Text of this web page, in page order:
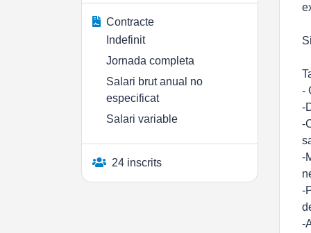
Contracte
Indefinit
Jornada completa
Salari brut anual no
especificat
Salari variable
24 inscrits
-
-
-
-
-
-